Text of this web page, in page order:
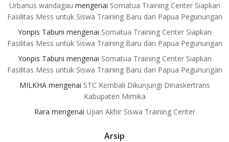
Urbanus wandagau mengenai Somatua Training Center Siapkan
Fasilitas Mess untuk Siswa Training Baru dari Papua Pegunungan
Yonpis Tabuni mengenai Somatua Training Center Siapkan
Fasilitas Mess untuk Siswa Training Baru dari Papua Pegunungan
Yonpis Tabuni mengenai Somatua Training Center Siapkan
Fasilitas Mess untuk Siswa Training Baru dari Papua Pegunungan
MILKHAmengenai STC Kembali Dikunjungi Dinaskertrans
Kabupaten Mimika
Rara mengenai Ujian Akhir Siswa Training Center
Arsip